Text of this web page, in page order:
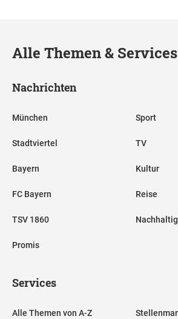
Alle Themen & Services
Nachrichten
München
Stadtviertel
Bayern
FC Bayern
TSV 1860
Promis
Sport
TV
Kultur
Reise
Services
Alle Themen von A-Z